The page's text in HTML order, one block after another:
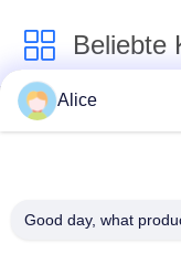
Beliebte
Manioka-Stärke-
Kartoffelstärke-
Alice
Good day, what